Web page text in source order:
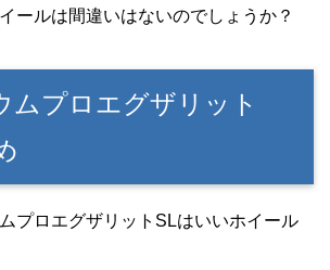
ールは間違いはないのでしょうか？
ムプロエグザリット
プロエグザリットSLはいいホイール